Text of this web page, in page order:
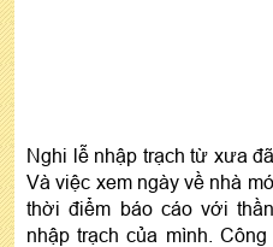
Nghi lễ nhập trạch từ xưa
Và việc xem ngày về nhà
thời điểm báo cáo với
nhập trạch của mình.